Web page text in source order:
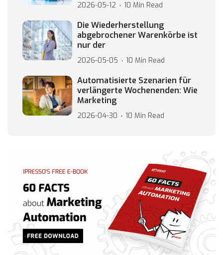
2026-05-12 10 Min Read
Die Wiederherstellung
abgebrochener Warenkörbe ist
nur der
2026-05-05 10 Min Read
Automatisierte Szenarien für
verlängerte Wochenenden: Wie
Marketing
2026-04-30 10 Min Read